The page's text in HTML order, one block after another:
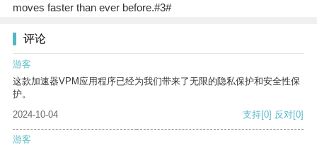
moves faster than ever before.#3#
评论
游客
这款加速器VPM应用程序已经为我们带来了无限的隐私保护和安全性保
护。
2024-10-04
支持[0] 反对[0]
游客